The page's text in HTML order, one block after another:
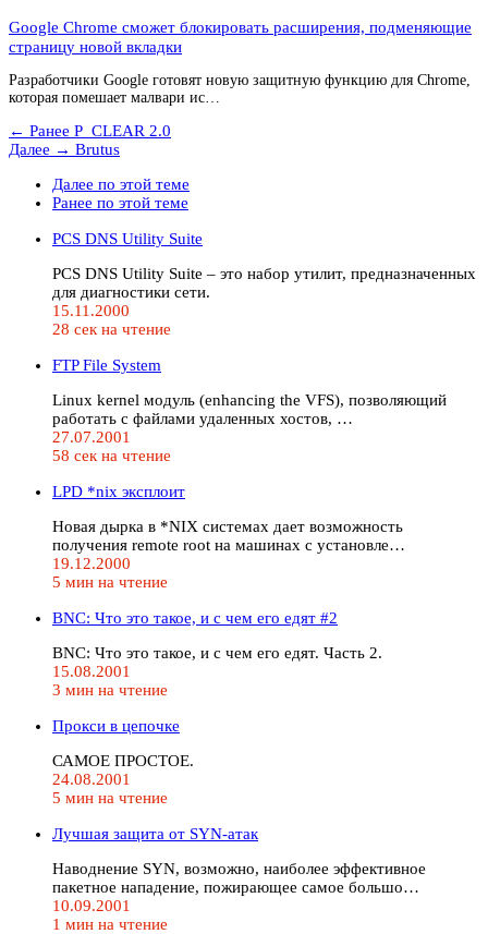
Google Chrome сможет блокировать расширения, подменяющие
страницу новой вкладки
Разработчики Google готовят новую защитную функцию для Chrome,
которая помешает малвари ис…
← Ранее P_CLEAR 2.0
Далее → Brutus
Далее по этой теме
Ранее по этой теме
PCS DNS Utility Suite
PCS DNS Utility Suite – это набор утилит, предназначенных
для диагностики сети.
15.11.2000
28 сек на чтение
FTP File System
Linux kernel модуль (enhancing the VFS), позволяющий
работать с файлами удаленных хостов, …
27.07.2001
58 сек на чтение
LPD *nix эксплоит
Новая дырка в *NIX системах дает возможность
получения remote root на машинах с установле…
19.12.2000
5 мин на чтение
BNC: Что это такое, и с чем его едят #2
BNC: Что это такое, и с чем его едят. Часть 2.
15.08.2001
3 мин на чтение
Прокси в цепочке
САМОЕ ПРОСТОЕ.
24.08.2001
5 мин на чтение
Лучшая защита от SYN-атак
Наводнение SYN, возможно, наиболее эффективное
пакетное нападение, пожирающее самое большо…
10.09.2001
1 мин на чтение